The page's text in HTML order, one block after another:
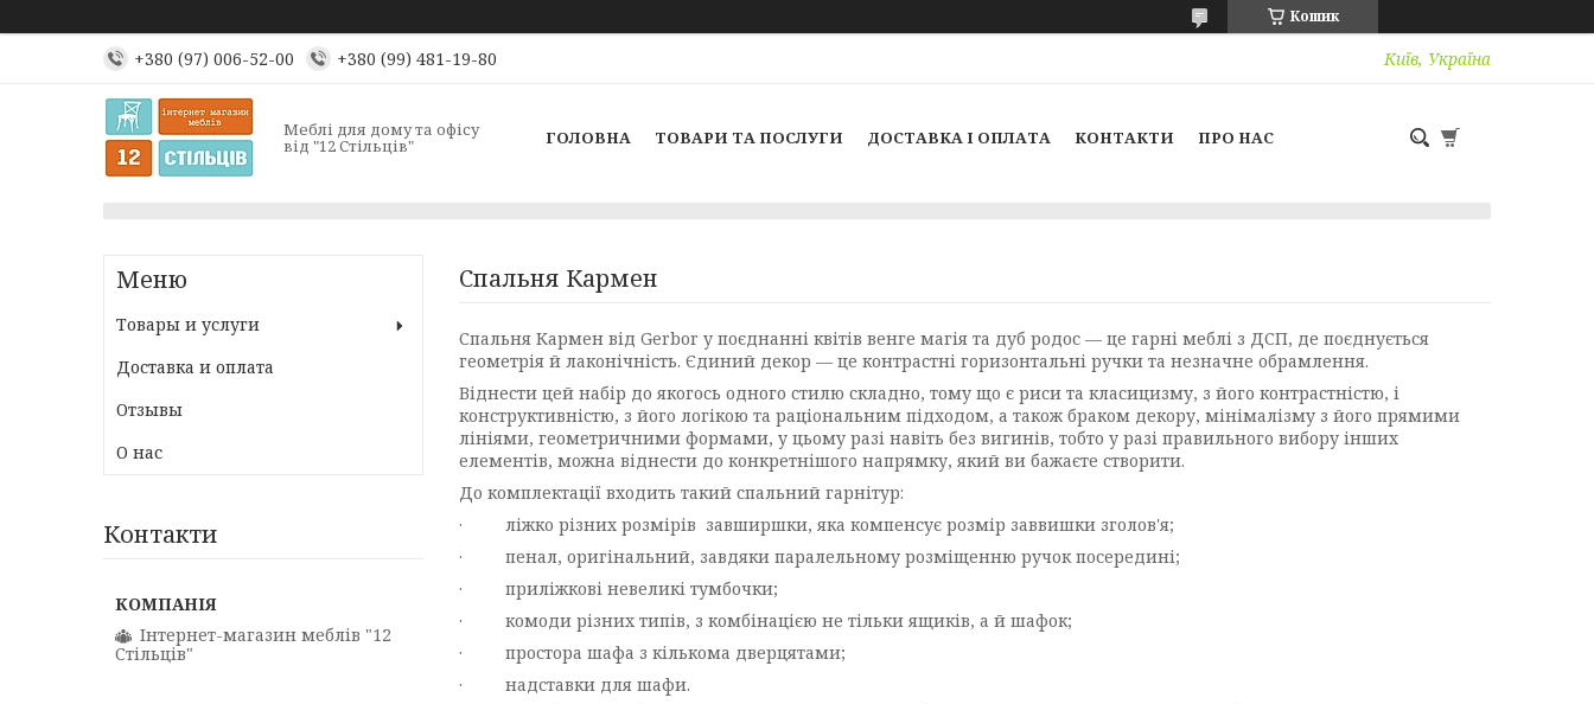
Кошик
+380 (97) 006-52-00 +380 (99) 481-19-80 Київ, Україна
Меблі для дому та офісу
від "12 Стільців" ГОЛОВНА ТОВАРИ ТА ПОСЛУГИ ДОСТАВКА І ОПЛАТА КОНТАКТИ ПРО НАС
Спальня Кармен
Спальня Кармен від Gerbor у поєднанні квітів венге магія та дуб родос — це гарні меблі з ДСП, де поєднується
геометрія й лаконічність. Єдиний декор — це контрастні горизонтальні ручки та незначне обрамлення.
Віднести цей набір до якогось одного стилю складно, тому що є риси та класицизму, з його контрастністю, і
конструктивністю, з його логікою та раціональним підходом, а також браком декору, мінімалізму з його прямими
лініями, геометричними формами, у цьому разі навіть без вигинів, тобто у разі правильного вибору інших
елементів, можна віднести до конкретнішого напрямку, який ви бажаєте створити.
До комплектації входить такий спальний гарнітур:
· ліжко різних розмірів завширшки, яка компенсує розмір заввишки зголов'я;
· пенал, оригінальний, завдяки паралельному розміщенню ручок посередині;
· приліжкові невеликі тумбочки;
· комоди різних типів, з комбінацією не тільки ящиків, а й шафок;
· простора шафа з кількома дверцятами;
· надставки для шафи.
Товары и услуги
Доставка и оплата
Отзывы
О нас
Контакти
Інтернет-магазин меблів "12
Стільців"